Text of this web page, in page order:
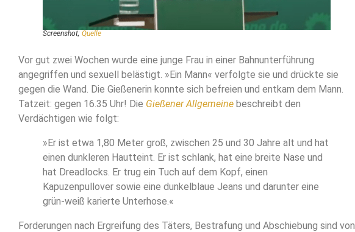
Screenshot; Quelle
Vor gut zwei Wochen wurde eine junge Frau in einer Bahnunterführung
angegriffen und sexuell belästigt. »Ein Mann« verfolgte sie und drückte sie
gegen die Wand. Die Gießenerin konnte sich befreien und entkam dem Mann.
Tatzeit: gegen 16.35 Uhr! Die Gießener Allgemeine beschreibt den
Verdächtigen wie folgt:
»Er ist etwa 1,80 Meter groß, zwischen 25 und 30 Jahre alt und hat
einen dunkleren Hautteint. Er ist schlank, hat eine breite Nase und
hat Dreadlocks. Er trug ein Tuch auf dem Kopf, einen
Kapuzenpullover sowie eine dunkelblaue Jeans und darunter eine
grün-weiß karierte Unterhose.«
Forderungen nach Ergreifung des Täters, Bestrafung und Abschiebung sind von